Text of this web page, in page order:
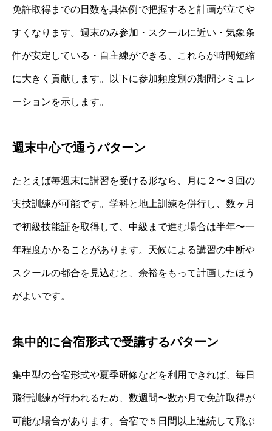
免許取得までの日数を具体例で把握すると計画が立てや
すくなります。週末のみ参加・スクールに近い・気象条
件が安定している・自主練ができる、これらが時間短縮
に大きく貢献します。以下に参加頻度別の期間シミュレ
ーションを示します。
週末中心で通うパターン
たとえば毎週末に講習を受ける形なら、月に２〜３回の
実技訓練が可能です。学科と地上訓練を併行し、数ヶ月
で初級技能証を取得して、中級まで進む場合は半年〜一
年程度かかることがあります。天候による講習の中断や
スクールの都合を見込むと、余裕をもって計画したほう
がよいです。
集中的に合宿形式で受講するパターン
集中型の合宿形式や夏季研修などを利用できれば、毎日
飛行訓練が行われるため、数週間〜数か月で免許取得が
可能な場合があります。合宿で５日間以上連続して飛ぶ